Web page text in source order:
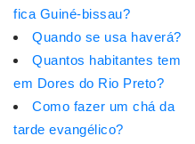
fica Guiné-bissau?
Quando se usa haverá?
Quantos habitantes tem
em Dores do Rio Preto?
Como fazer um chá da
tarde evangélico?